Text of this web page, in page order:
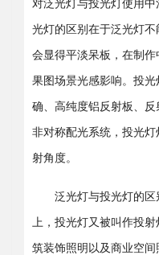
对泛光灯与投光灯使用
光灯的区别在于泛光灯
会显得平淡呆板，在制
果图场景光感影响。投
确、高纯度铝反射板、
非对称配光系统，投光
射角度。
泛光灯与投光灯的区
上，投光灯又被叫作投
筑装饰照明以及商业空